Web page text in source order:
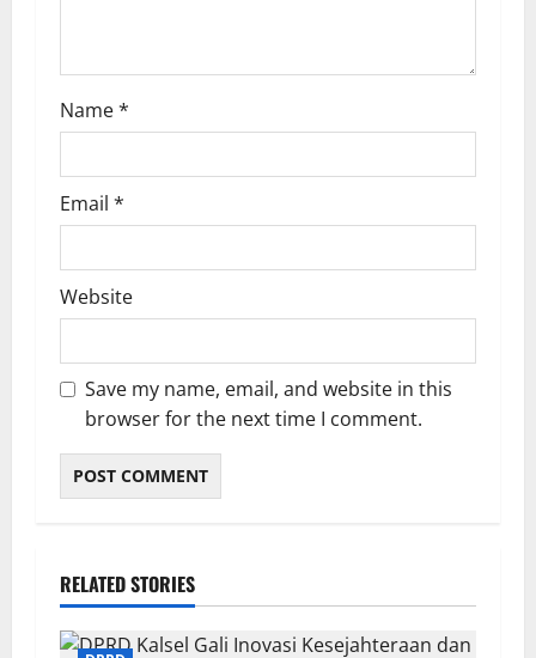
Name*
Email *
Website
Save my name, email, and website in this
browser for the next time I comment.
RELATED STORIES